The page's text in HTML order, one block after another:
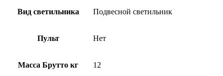
Вид светильника Подвесной светильник
Пульт Нет
Масса Брутто кг 12